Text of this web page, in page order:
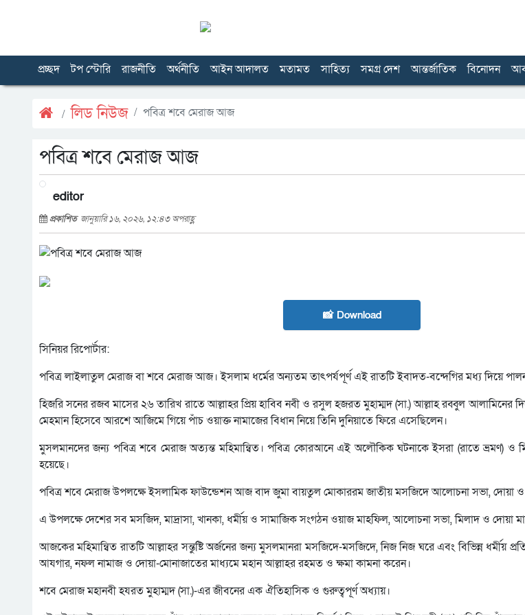
প্রচ্ছদ টপ স্টোরি রাজনীতি অর্থনীতি আইন আদালত মতামত সাহিত্য সমগ্র দেশ আন্তর্জাতিক বিনোদন
লিড নিউজ পবিত্র শবে মেরাজ আজ
পবিত্র শবে মেরাজ আজ
editor
প্রকাশিত জানুয়ারি ১৬, ২০২৬, ১২:৪৩ অপরাহ্ণ
📸 Download
সিনিয়র রিপোর্টার:
পবিত্র লাইলাতুল মেরাজ বা শবে মেরাজ আজ। ইসলাম ধর্মের অন্যতম তাৎপর্যপূর্ণ এই রাতটি ইবাদত-বন্দেগির মধ্য দিয়ে
হিজরি সনের রজব মাসের ২৬ তারিখ রাতে আল্লাহর প্রিয় হাবিব নবী ও রসুল হজরত মুহাম্মদ (সা.) আল্লাহ রব্বুল আলামিনের
মেহমান হিসেবে আরশে আজিমে গিয়ে পাঁচ ওয়াক্ত নামাজের বিধান নিয়ে তিনি দুনিয়াতে ফিরে এসেছিলেন।
মুসলমানদের জন্য পবিত্র শবে মেরাজ অত্যন্ত মহিমান্বিত। পবিত্র কোরআনে এই অলৌকিক ঘটনাকে ইসরা (রাতে ভ্রমণ) ও
হয়েছে।
পবিত্র শবে মেরাজ উপলক্ষে ইসলামিক ফাউন্ডেশন আজ বাদ জুমা বায়তুল মোকাররম জাতীয় মসজিদে আলোচনা সভা,
এ উপলক্ষে দেশের সব মসজিদ, মাদ্রাসা, খানকা, ধর্মীয় ও সামাজিক সংগঠন ওয়াজ মাহফিল, আলোচনা সভা, মিলাদ ও দোয়া
আজকের মহিমান্বিত রাতটি আল্লাহর সন্তুষ্টি অর্জনের জন্য মুসলমানরা মসজিদে-মসজিদে, নিজ নিজ ঘরে এবং বিভিন্ন ধর্মীয়
আযগার, নফল নামাজ ও দোয়া-মোনাজাতের মাধ্যমে মহান আল্লাহর রহমত ও ক্ষমা কামনা করেন।
শবে মেরাজ মহানবী হযরত মুহাম্মদ (সা.)-এর জীবনের এক ঐতিহাসিক ও গুরুত্বপূর্ণ অধ্যায়।